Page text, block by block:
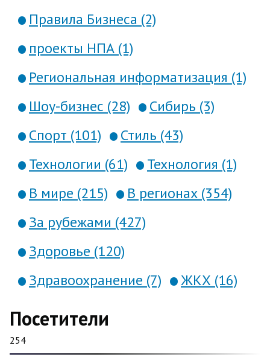
Правила Бизнеса (2)
проекты НПА (1)
Региональная информатизация (1)
Шоу-бизнес (28)
Сибирь (3)
Спорт (101)
Стиль (43)
Технологии (61)
Технология (1)
В мире (215)
В регионах (354)
За рубежами (427)
Здоровье (120)
Здравоохранение (7)
ЖКХ (16)
Посетители
254